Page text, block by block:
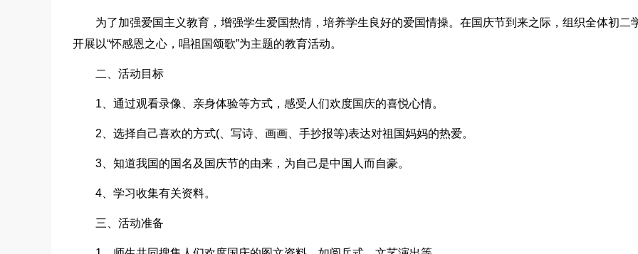
为了加强爱国主义教育，增强学生爱国热情，培养学生良好的爱国情操。在国庆节到来之际，组织全体初二
开展以“怀感恩之心，唱祖国颂歌”为主题的教育活动。
二、活动目标
1、通过观看录像、亲身体验等方式，感受人们欢度国庆的喜悦心情。
2、选择自己喜欢的方式(、写诗、画画、手抄报等)表达对祖国妈妈的热爱。
3、知道我国的国名及国庆节的由来，为自己是中国人而自豪。
4、学习收集有关资料。
三、活动准备